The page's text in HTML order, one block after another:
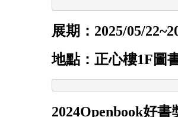
展期：2025/05/
地點：正心樓1F圖
2024Openbook好書